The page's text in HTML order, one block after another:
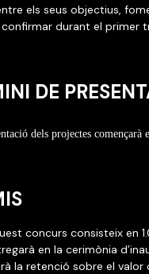
els seus objectius,
durant el primer
DE
dels projectes
concurs consisteix en
en la cerimònia
la retenció sobre el